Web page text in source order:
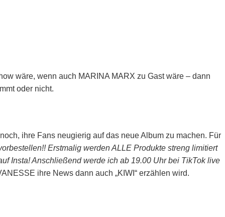
wäre, wenn auch MARINA MARX zu Gast wäre – dann
oder nicht.
ihre Fans neugierig auf das neue Album zu machen. Für
Erstmalig werden ALLE Produkte streng limitiert
Insta! Anschließend werde ich ab 19.00 Uhr bei TikTok live
ihre News dann auch „KIWI“ erzählen wird.